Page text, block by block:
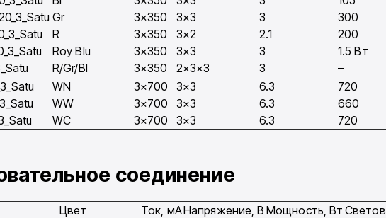
Gr 3×350 3×3 3
300
R 3×350 3×2 2.1
200
Roy Blu 3×350 3×3 3
1.5 Вт
R/Gr/Bl 3×350 2×3×3 3
–
WN 3×700 3×3 6.3
720
WW 3×700 3×3 6.3
660
WC 3×700 3×3 6.3 720
соединение
Цвет Ток, мAНапряжение, В Мощность, Вт